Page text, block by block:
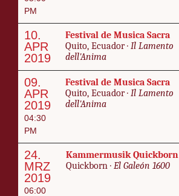
PM
10.
APR
2019
Fes­ti­val de Mu­si­ca Sacra
Quito, Ecua­dor · Il Lamen­to
dell'Anima
09.
APR
2019
04:30
PM
Fes­ti­val de Mu­si­ca Sacra
Quito, Ecua­dor · Il Lamen­to
dell'Anima
24.
MRZ
2019
06:00
Kam­mer­musik Quick­born
Quick­born · El Galeón 1600